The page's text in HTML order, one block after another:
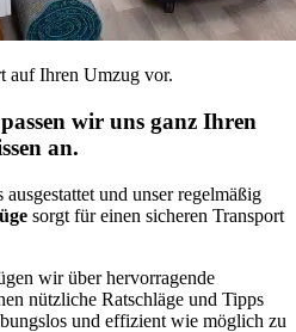
auf Ihren Umzug vor.
wir uns ganz Ihren
an.
und unser regelmäßig
sorgt für einen sicheren Transport
wir über hervorragende
nützliche Ratschläge und Tipps
und effizient wie möglich zu